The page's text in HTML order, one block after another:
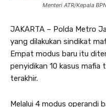
Menteri ATR/Kepala
JAKARTA – Polda Metro
yang dilakukan sindikat
Empat modus baru itu
penyidikan 10 kasus mafia
terakhir.
Melalui 4 modus operandi